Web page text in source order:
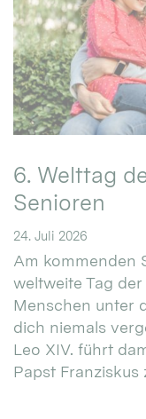
6. Welttag
Senioren
24. Juli 2026
Am kommenden
weltweite Tag
Menschen unter
dich niemals
Leo XIV. führt
Papst Franziskus